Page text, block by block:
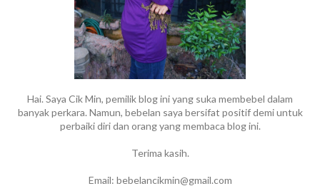
Hai. Saya Cik Min, pemilik blog ini yang suka membebel dalam
banyak perkara. Namun, bebelan saya bersifat positif demi untuk
perbaiki diri dan orang yang membaca blog ini.
Terima kasih.
Email: bebelancikmin@gmail.com